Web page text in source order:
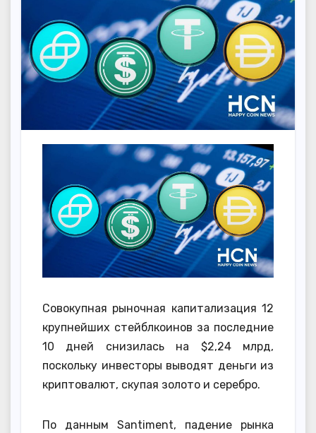
Совокупная рыночная капитализация 12
крупнейших стейблкоинов за последние
10 дней снизилась на $2,24 млрд,
поскольку инвесторы выводят деньги из
криптовалют, скупая золото и серебро.
По данным Santiment, падение рынка